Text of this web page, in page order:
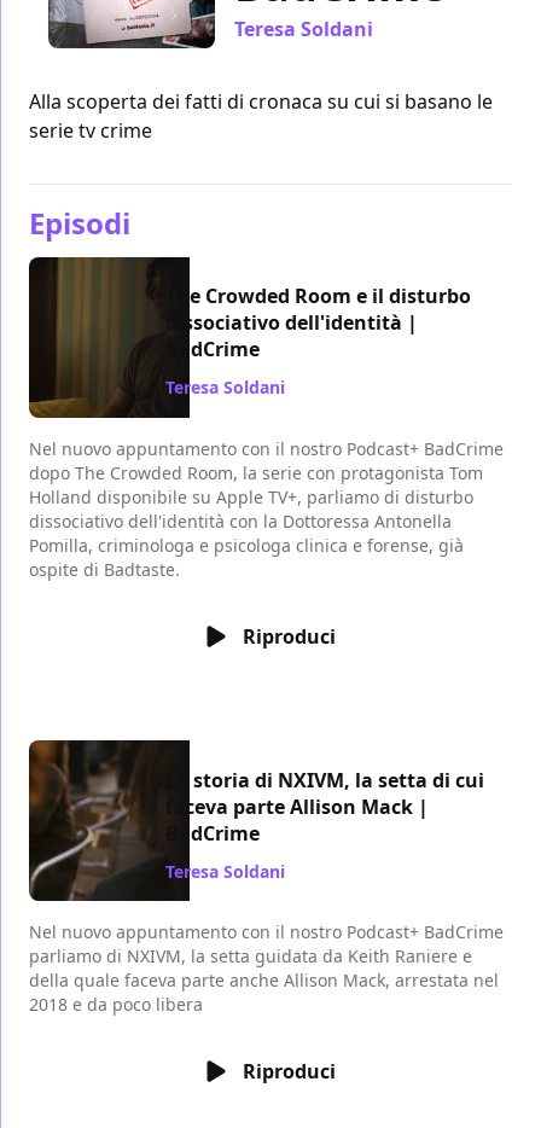
Teresa Soldani
Alla scoperta dei fatti di cronaca su cui si basano le
serie tv crime
Episodi
The Crowded Room e il disturbo
dissociativo dell'identità |
BadCrime
Teresa Soldani
Nel nuovo appuntamento con il nostro Podcast+ BadCrime
dopo The Crowded Room, la serie con protagonista Tom
Holland disponibile su Apple TV+, parliamo di disturbo
dissociativo dell'identità con la Dottoressa Antonella
Pomilla, criminologa e psicologa clinica e forense, già
ospite di Badtaste.
Riproduci
La storia di NXIVM, la setta di cui
faceva parte Allison Mack |
BadCrime
Teresa Soldani
Nel nuovo appuntamento con il nostro Podcast+ BadCrime
parliamo di NXIVM, la setta guidata da Keith Raniere e
della quale faceva parte anche Allison Mack, arrestata nel
2018 e da poco libera
Riproduci